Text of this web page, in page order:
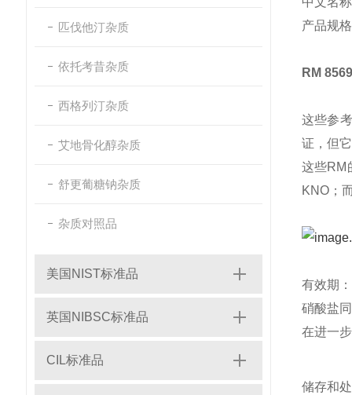
匹伐他汀杂质
依托考昔杂质
西格列汀杂质
艾地骨化醇杂质
舒更葡糖钠杂质
杂质对照品
美国NIST标准品
英国NIBSC标准品
CIL标准品
产品规
RM
这些参
证，但
这些RM
KNO；
有效期：
硝酸盐
在进一
储存和